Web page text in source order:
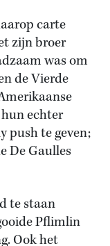
carte
zijn broer
was om
de Vierde
echter
push te geven;
De Gaulles
te staan
Pflimlin
Ook het